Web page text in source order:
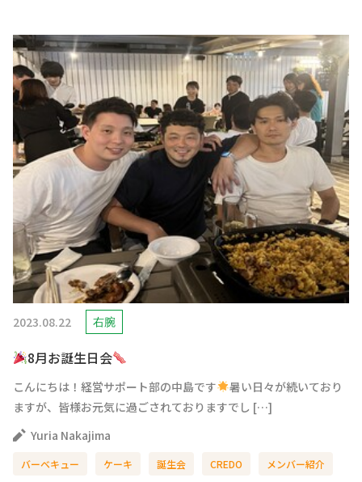
2023.08.22 右腕
8月お誕生日会
こんにちは！経営サポート部の中島です
暑い日々が続いており
ますが、皆様お元気に過ごされておりますでし […]
Yuria Nakajima
バーベキュー ケーキ 誕生会 CREDO メンバー紹介